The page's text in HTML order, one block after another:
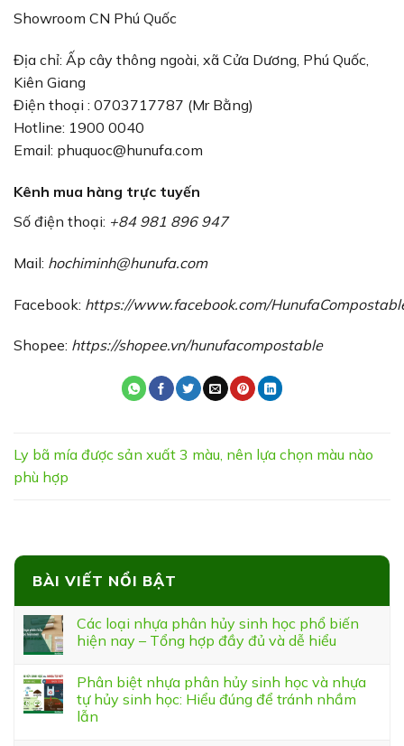
Showroom CN Phú Quốc
Địa chỉ: Ấp cây thông ngoài, xã Cửa Dương, Phú Quốc,
Kiên Giang
Điện thoại : 0703717787 (Mr Bằng)
Hotline: 1900 0040
Email: phuquoc@hunufa.com
Kênh mua hàng trực tuyến
Số điện thoại: +84 981 896 947
Mail: hochiminh@hunufa.com
Facebook: https://www.facebook.com/
Shopee: https://shopee.vn/hunufacompostable
Ly bã mía được sản xuất 3 màu, nên lựa chọn màu nào
phù hợp
BÀI VIẾT NỔI BẬT
Các loại nhựa phân hủy sinh học phổ biến
hiện nay – Tổng hợp đầy đủ và dễ hiểu
Phân biệt nhựa phân hủy sinh học và nhựa
tự hủy sinh học: Hiểu đúng để tránh nhầm
lẫn